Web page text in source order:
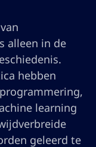
alleen in de
hebben
learning
geleerd te